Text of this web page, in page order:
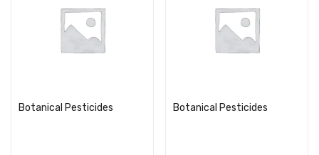
Botanical Pesticides Botanical Pesticides